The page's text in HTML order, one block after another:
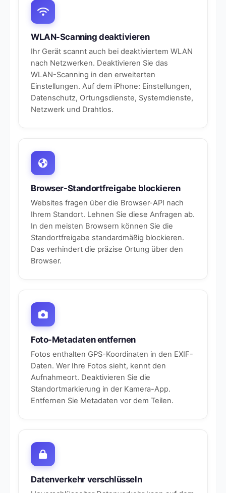
WLAN-Scanning deaktivieren
Ihr Gerät scannt auch bei deaktiviertem WLAN
nach Netzwerken. Deaktivieren Sie das
WLAN-Scanning in den erweiterten
Einstellungen. Auf dem iPhone: Einstellungen,
Datenschutz, Ortungsdienste, Systemdienste,
Netzwerk und Drahtlos.
Browser-Standortfreigabe blockieren
Websites fragen über die Browser-API nach
Ihrem Standort. Lehnen Sie diese Anfragen ab.
In den meisten Browsern können Sie die
Standortfreigabe standardmäßig blockieren.
Das verhindert die präzise Ortung über den
Browser.
Foto-Metadaten entfernen
Fotos enthalten GPS-Koordinaten in den EXIF-
Daten. Wer Ihre Fotos sieht, kennt den
Aufnahmeort. Deaktivieren Sie die
Standortmarkierung in der Kamera-App.
Entfernen Sie Metadaten vor dem Teilen.
Datenverkehr verschlüsseln